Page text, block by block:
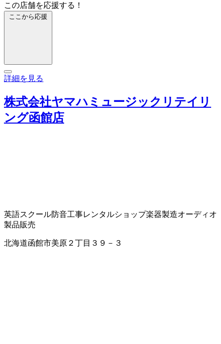
この店舗を応援する！
ここから応援
詳細を見る
株式会社ヤマハミュージックリテイリ
ング函館店
英語スクール防音工事レンタルショップ楽器製造オーディオ
製品販売
北海道函館市美原２丁目３９－３